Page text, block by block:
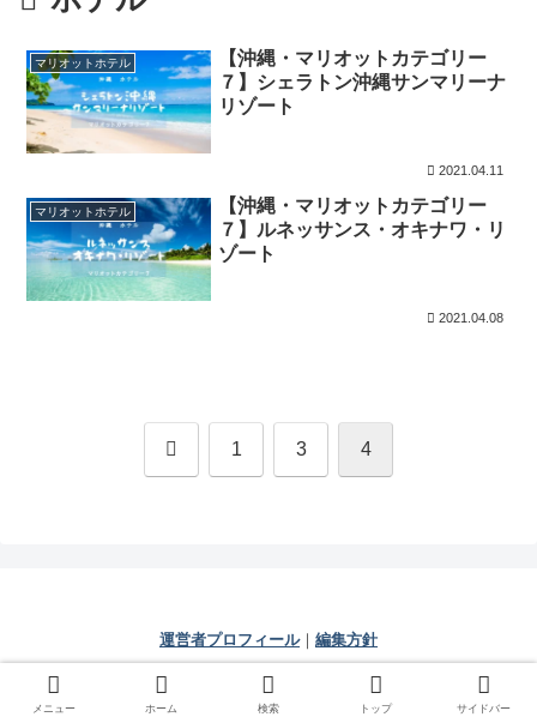
マリオットホテル
【沖縄・マリオットカテゴリー
７】シェラトン沖縄サンマリーナ
リゾート
2021.04.11
マリオットホテル
【沖縄・マリオットカテゴリー
７】ルネッサンス・オキナワ・リ
ゾート
2021.04.08
前 1 3 4
運営者プロフィール｜ 編集方針
© 2021 じぇいの人生相談室.
メニュー ホーム 検索 トップ サイドバー